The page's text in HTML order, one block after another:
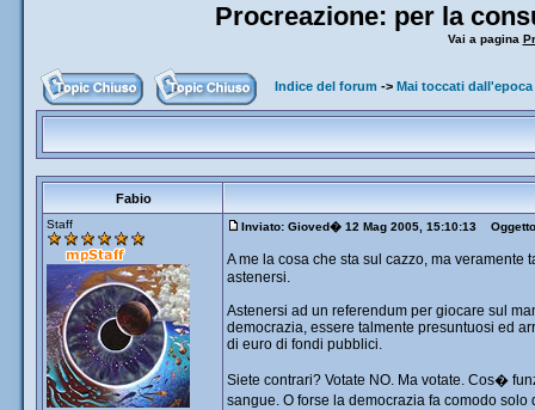
Procreazione: per la
Vai a pagina
Indice del forum -> Mai toccati
Fabio
Staff Inviato: Gioved� 12 Mag 2005, 15:10:13
A me la cosa che sta sul cazzo, ma
astenersi.
Astenersi ad un referendum per giocare sul
democrazia, essere talmente presuntuosi ed
di euro di fondi pubblici.
Siete contrari? Votate NO. Ma votate. Cos�
sangue. O forse la democrazia fa comodo